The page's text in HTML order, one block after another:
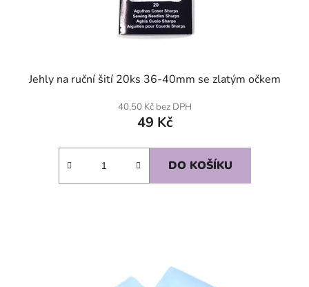
Jehly na ruční šití 20ks 36-40mm se zlatým očkem
40,50 Kč bez DPH
49 Kč
DO KOŠÍKU